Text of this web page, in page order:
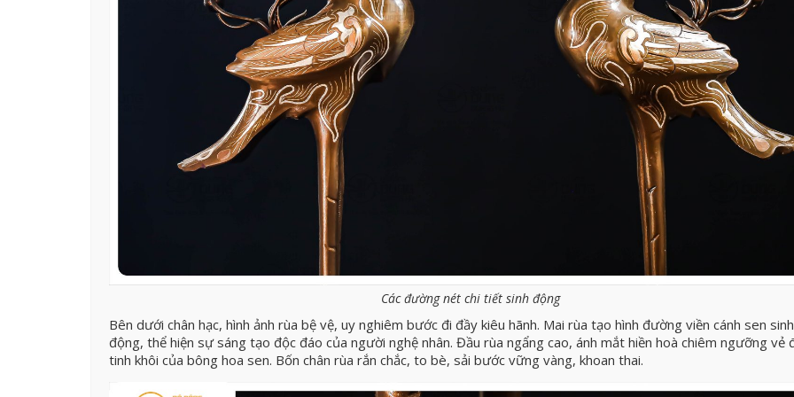
Các đường nét chi tiết sinh động
Bên dưới chân hạc, hình ảnh rùa bệ vệ, uy nghiêm bước đi đầy kiêu hãnh. Mai rùa tạo hình đường viền cánh sen sinh
động, thể hiện sự sáng tạo độc đáo của người nghệ nhân. Đầu rùa ngẩng cao, ánh mắt hiền hoà chiêm ngưỡng vẻ
tinh khôi của bông hoa sen. Bốn chân rùa rắn chắc, to bè, sải bước vững vàng, khoan thai.